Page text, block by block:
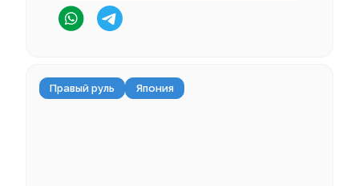
Правый руль Япония